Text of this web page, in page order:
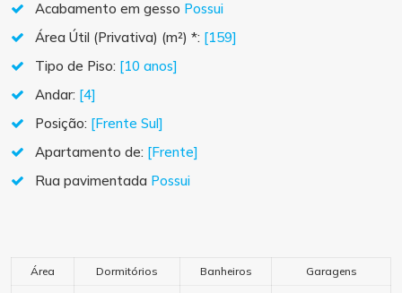
Acabamento em gesso Possui
Área Útil (Privativa) (m²) *: [159]
Tipo de Piso: [10 anos]
Andar: [4]
Posição: [Frente Sul]
Apartamento de: [Frente]
Rua pavimentada Possui
Área Dormitórios Banheiros Garagens